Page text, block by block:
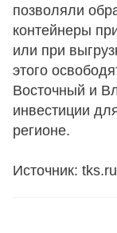
позволяли
контейнеры
или при
этого
Восточный и
инвестиции
регионе.
Источник: tks.ru